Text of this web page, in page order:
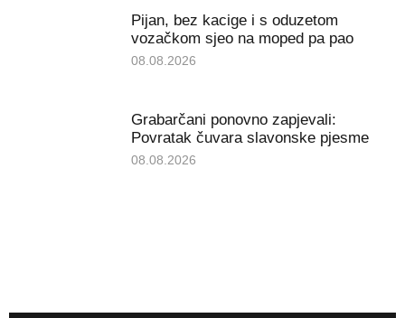
Pijan, bez kacige i s oduzetom
vozačkom sjeo na moped pa pao
08.08.2026
Grabarčani ponovno zapjevali:
Povratak čuvara slavonske pjesme
08.08.2026